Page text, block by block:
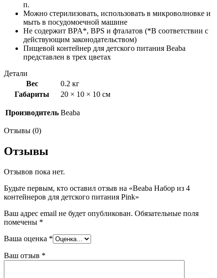
п.
Можно стерилизовать, использовать в микроволновке и
мыть в посудомоечной машине
Не содержит BPA*, BPS и фталатов (*В соответствии с
действующим законодательством)
Пищевой контейнер для детского питания Beaba
представлен в трех цветах
Детали
Вес
0.2 кг
Габариты
20 × 10 × 10 см
Производитель Beaba
Отзывы (0)
Отзывы
Отзывов пока нет.
Будьте первым, кто оставил отзыв на «Beaba Набор из 4
контейнеров для детского питания Pink»
Ваш адрес email не будет опубликован. Обязательные поля
помечены *
Ваша оценка *
Ваш отзыв *